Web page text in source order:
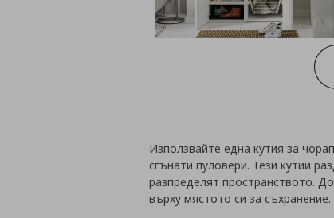
Използвайте една кутия за
сгънати пуловери. Тези кутии
разпределят пространството.
върху мястото си за съхранение.